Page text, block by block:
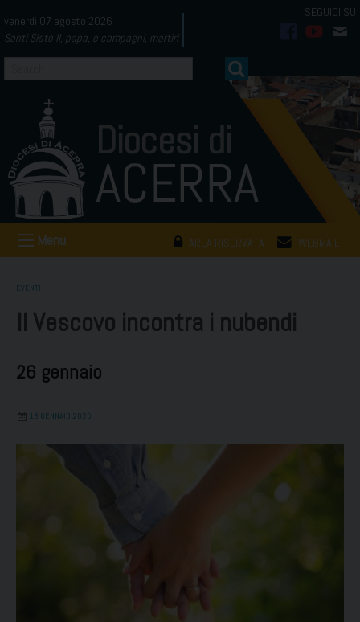
to
content
venerdì 07 agosto 2026
Santi Sisto II, papa, e compagni, martiri
AREA RISERVATA WEBMAIL
Menu
EVENTI
Il Vescovo incontra i nubendi
26 gennaio
18 GENNAIO 2025